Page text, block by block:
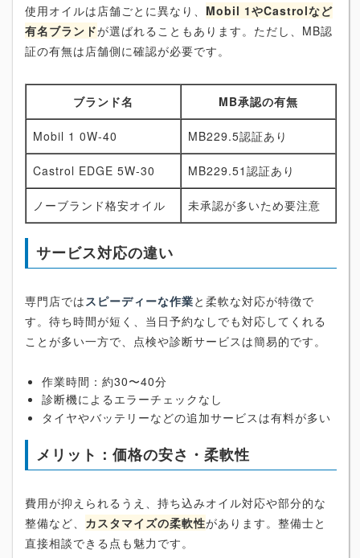
使用オイルは店舗ごとに異なり、 Mobil 1やCastrolなど
有名ブランドが選ばれることもあります。ただし、MB認
証の有無は店舗側に確認が必要です。
ブランド名 MB承認の有無
Mobil 1 0W-40 MB229.5認証あり
Castrol EDGE 5W-30 MB229.51認証あり
ノーブランド格安オイル 未承認が多いため要注意
サービス対応の違い
専門店では スピーディーな作業と柔軟な対応が特徴で
す。待ち時間が短く、当日予約なしでも対応してくれる
ことが多い一方で、点検や診断サービスは簡易的です。
作業時間：約30〜40分
診断機によるエラーチェックなし
タイヤやバッテリーなどの追加サービスは有料が多い
メリット：価格の安さ・柔軟性
費用が抑えられるうえ、持ち込みオイル対応や部分的な
整備など、 カスタマイズの柔軟性があります。整備士と
直接相談できる点も魅力です。